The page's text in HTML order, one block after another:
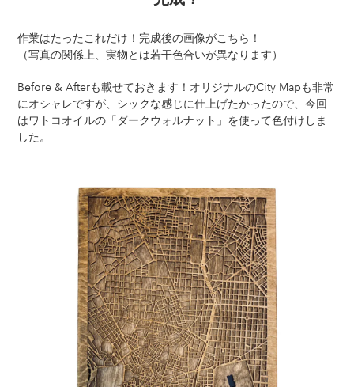
作業はたったこれだけ！完成後の画像がこちら！
（写真の関係上、実物とは若干色合いが異なります）
Before & Afterも載せておきます！オリジナルのCity Mapも非常
にオシャレですが、シックな感じに仕上げたかったので、今回
はワトコオイルの「ダークウォルナット」を使って色付けしま
した。